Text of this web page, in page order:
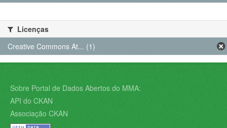
Licenças
Creative Commons At... (1)
Sobre Portal de Dados Abertos do MMA:
API do CKAN
Associação CKAN